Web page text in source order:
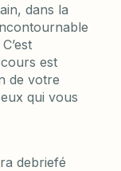
dans la
est
de votre
qui vous
debriefé